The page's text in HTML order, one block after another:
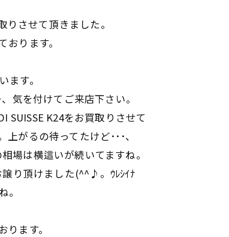
りさせて頂きました。
ります。
ます。
気を付けてご来店下さい。
SUISSE K24をお買取りさせて
がるの待ってたけど･･･、
場は横這いが続いてますね。
譲り頂けました(^^♪。ｳﾚｼｲﾅ
。
ます。